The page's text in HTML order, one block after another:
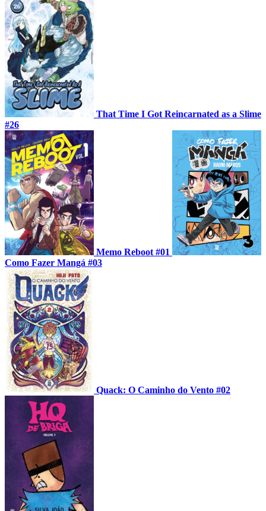
That Time I Got Reincarnated as a Slime
#26
Memo Reboot #01
Como Fazer Mangá #03
Quack: O Caminho do Vento #02